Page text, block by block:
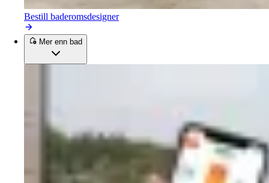
Bestill baderomsdesigner
Mer enn bad